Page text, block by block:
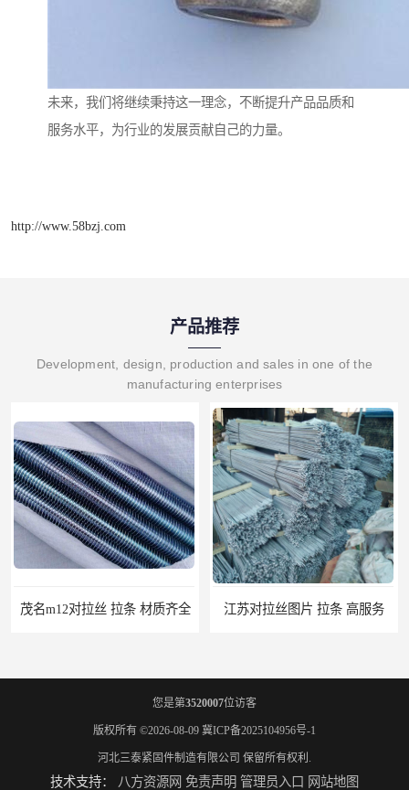
未来，我们将继续秉持这一理念，不断提升产品品质和
服务水平，为行业的发展贡献自己的力量。
http://www.58bzj.com
产品推荐
Development, design, production and sales in one of the
manufacturing enterprises
江苏对拉丝图片 拉条 高服务 江门地脚螺栓 地笼 量大从优
您是第3520007位访客
版权所有 ©2026-08-09 冀ICP备2025104956号-1
河北三泰紧固件制造有限公司 保留所有权利.
技术支持： 八方资源网 免责声明 管理员入口 网站地图